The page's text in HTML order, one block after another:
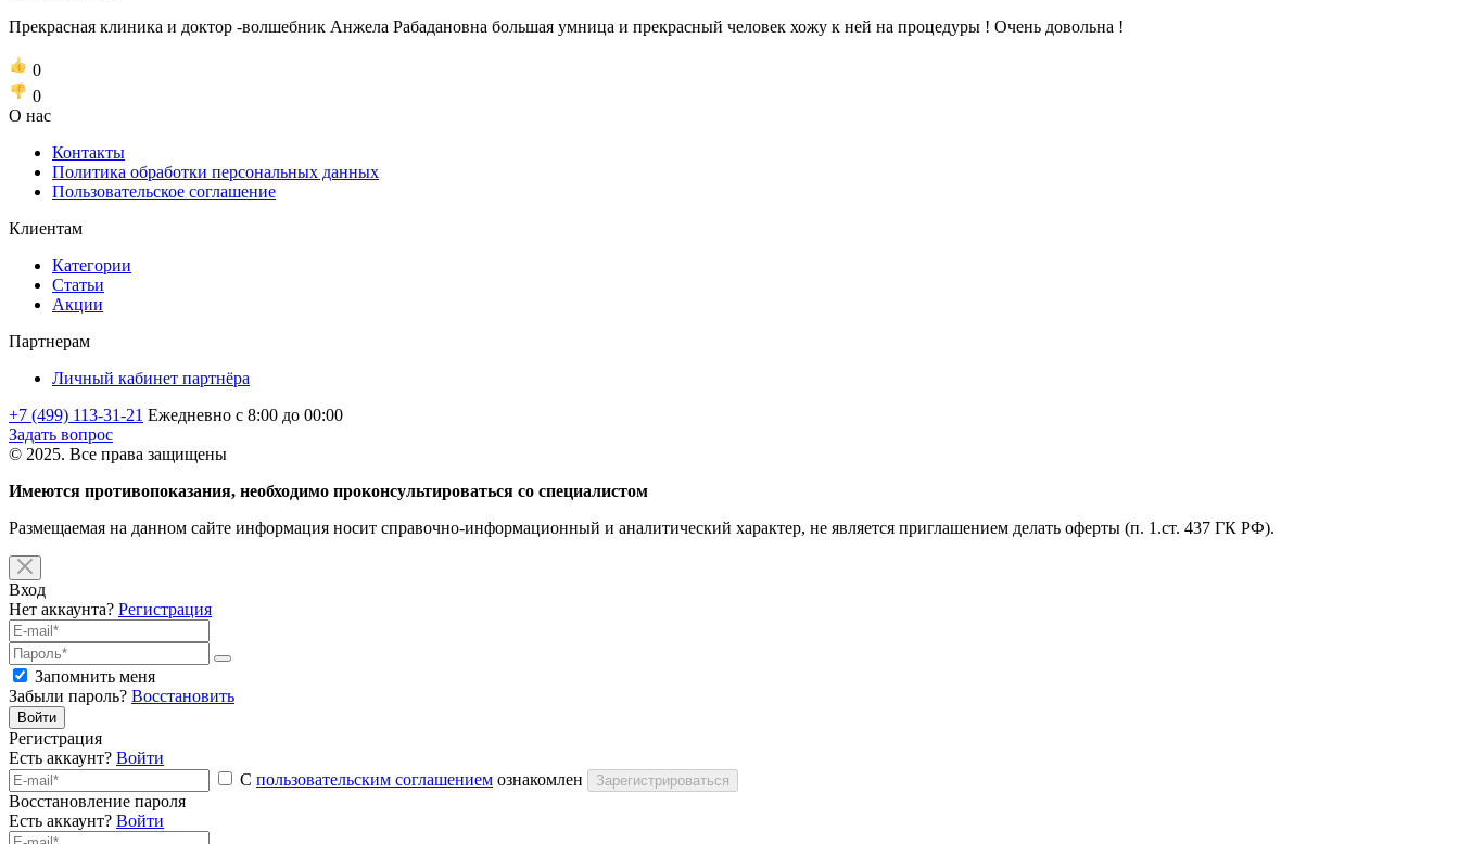
Прекрасная клиника и доктор -волшебник Анжела Рабадановна большая умница и прекрасный человек хожу к ней на процедуры ! Очень довольна !
0
0
О нас
Контакты
Политика обработки персональных данных
Пользовательское соглашение
Клиентам
Категории
Статьи
Акции
Партнерам
Личный кабинет партнёра
+7 (499) 113-31-21 Ежедневно с 8:00 до 00:00
Задать вопрос
© 2025. Все права защищены
Имеются противопоказания, необходимо проконсультироваться со специалистом
Размещаемая на данном сайте информация носит справочно-информационный и аналитический характер, не является приглашением делать оферты (п. 1.ст. 437 ГК РФ).
Вход
Нет аккаунта? Регистрация
Запомнить меня
Забыли пароль? Восстановить
Войти
Регистрация
Есть аккаунт? Войти
С пользовательским соглашением ознакомлен Зарегистрироваться
Восстановление пароля
Есть аккаунт? Войти